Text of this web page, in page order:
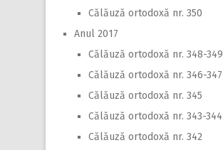
Călăuză ortodoxă nr. 350
Anul 2017
Călăuză ortodoxă nr. 348-349
Călăuză ortodoxă nr. 346-347
Călăuză ortodoxă nr. 345
Călăuză ortodoxă nr. 343-344
Călăuză ortodoxă nr. 342